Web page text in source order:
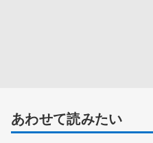
あわせて読みたい